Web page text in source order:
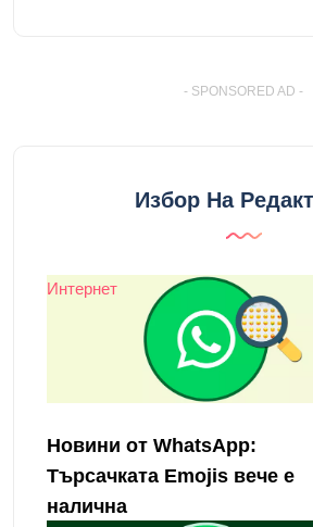
- SPONSORED AD -
Избор На
Интернет
Новини от WhatsApp:
Търсачката Emojis вече е
налична